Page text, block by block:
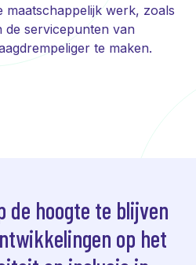
maatschappelijk werk, zoals
de servicepunten van
te maken.
de hoogte te blijven
op het